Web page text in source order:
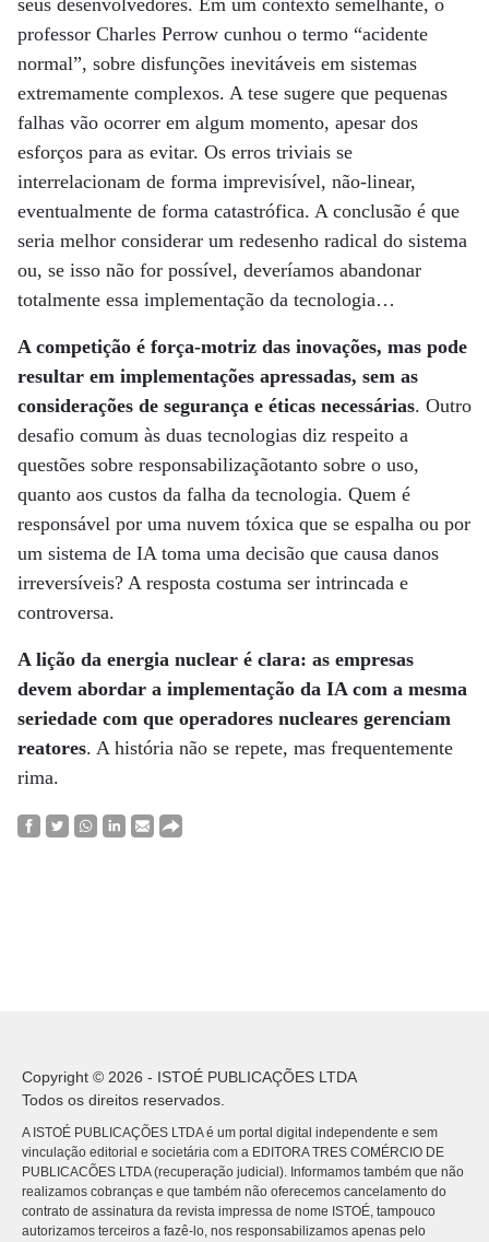
seus desenvolvedores. Em um contexto semelhante, o
professor Charles Perrow cunhou o termo “acidente
normal”, sobre disfunções inevitáveis em sistemas
extremamente complexos. A tese sugere que pequenas
falhas vão ocorrer em algum momento, apesar dos
esforços para as evitar. Os erros triviais se
interrelacionam de forma imprevisível, não-linear,
eventualmente de forma catastrófica. A conclusão é que
seria melhor considerar um redesenho radical do sistema
ou, se isso não for possível, deveríamos abandonar
totalmente essa implementação da tecnologia…
A competição é força-motriz das inovações, mas pode
resultar em implementações apressadas, sem as
considerações de segurança e éticas necessárias. Outro
desafio comum às duas tecnologias diz respeito a
questões sobre responsabilizaçãotanto sobre o uso,
quanto aos custos da falha da tecnologia. Quem é
responsável por uma nuvem tóxica que se espalha ou por
um sistema de IA toma uma decisão que causa danos
irreversíveis? A resposta costuma ser intrincada e
controversa.
A lição da energia nuclear é clara: as empresas
devem abordar a implementação da IA com a mesma
seriedade com que operadores nucleares gerenciam
reatores. A história não se repete, mas frequentemente
rima.
Copyright © 2026 - ISTOÉ PUBLICAÇÕES LTDA
Todos os direitos reservados.
A ISTOÉ PUBLICAÇÕES LTDA é um portal digital independente e sem
vinculação editorial e societária com a EDITORA TRES COMÉRCIO DE
PUBLICACÕES LTDA (recuperação judicial). Informamos também que não
realizamos cobranças e que também não oferecemos cancelamento do
contrato de assinatura da revista impressa de nome ISTOÉ, tampouco
autorizamos terceiros a fazê-lo, nos responsabilizamos apenas pelo